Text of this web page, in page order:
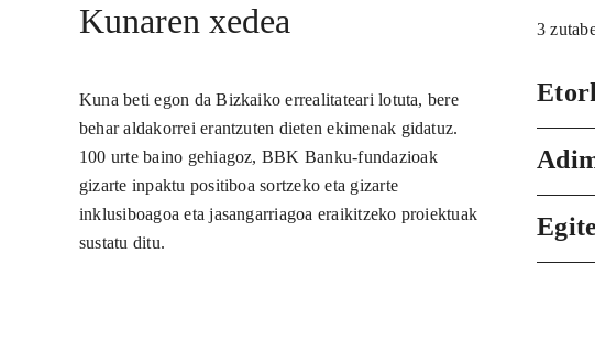
Kunaren xedea
Kuna beti egon da Bizkaiko errealitateari lotuta, bere
behar aldakorrei erantzuten dieten ekimenak gidatuz.
100 urte baino gehiagoz, BBK Banku-fundazioak
gizarte inpaktu positiboa sortzeko eta gizarte
inklusiboagoa eta jasangarriagoa eraikitzeko proiektuak
sustatu ditu.
3